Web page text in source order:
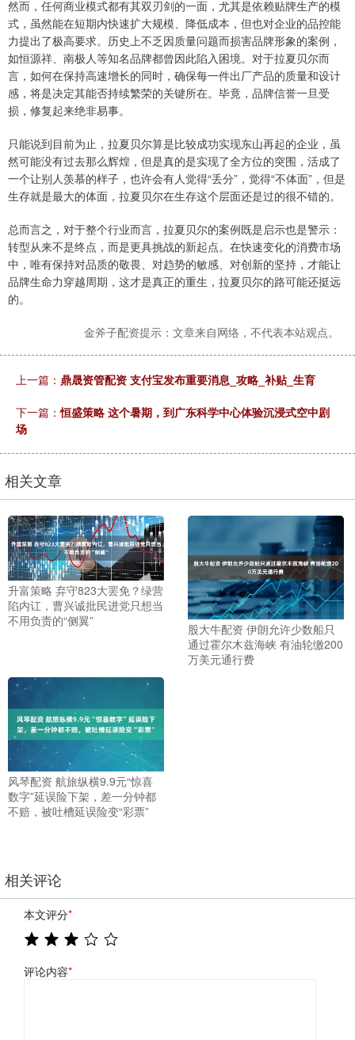
然而，任何商业模式都有其双刃剑的一面，尤其是依赖贴牌生产的模
式，虽然能在短期内快速扩大规模、降低成本，但也对企业的品控能
力提出了极高要求。历史上不乏因质量问题而损害品牌形象的案例，
如恒源祥、南极人等知名品牌都曾因此陷入困境。对于拉夏贝尔而
言，如何在保持高速增长的同时，确保每一件出厂产品的质量和设计
感，将是决定其能否持续繁荣的关键所在。毕竟，品牌信誉一旦受
损，修复起来绝非易事。
只能说到目前为止，拉夏贝尔算是比较成功实现东山再起的企业，虽
然可能没有过去那么辉煌，但是真的是实现了全方位的突围，活成了
一个让别人羡慕的样子，也许会有人觉得“丢分”，觉得“不体面”，但是
生存就是最大的体面，拉夏贝尔在生存这个层面还是过的很不错的。
总而言之，对于整个行业而言，拉夏贝尔的案例既是启示也是警示：
转型从来不是终点，而是更具挑战的新起点。在快速变化的消费市场
中，唯有保持对品质的敬畏、对趋势的敏感、对创新的坚持，才能让
品牌生命力穿越周期，这才是真正的重生，拉夏贝尔的路可能还挺远
的。
金斧子配资提示：文章来自网络，不代表本站观点。
上一篇： 鼎晟资管配资 支付宝发布重要消息_攻略_补贴_生育
下一篇：恒盛策略 这个暑期，到广东科学中心体验沉浸式空中剧
场
相关文章
升富策略 弃守823大罢免？绿营
陷内讧，曹兴诚批民进党只想当
不用负责的“侧翼”
股大牛配资 伊朗允许少数船只
通过霍尔木兹海峡 有油轮缴200
万美元通行费
风琴配资 航旅纵横9.9元“惊喜
数字”延误险下架，差一分钟都
不赔，被吐槽延误险变“彩票”
相关评论
本文评分*
评论内容*